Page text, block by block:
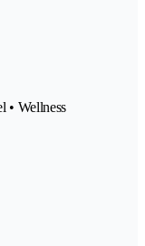
• Wellness